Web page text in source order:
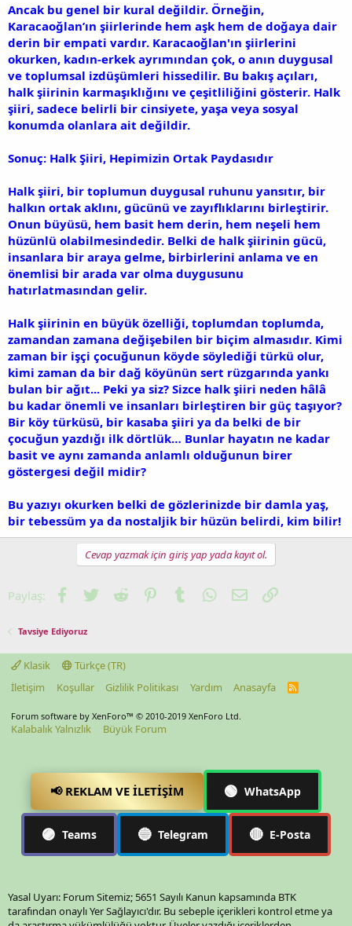
Ancak bu genel bir kural değildir. Örneğin,
Karacaoğlan’ın şiirlerinde hem aşk hem de doğaya dair
derin bir empati vardır. Karacaoğlan'ın şiirlerini
okurken, kadın-erkek ayrımından çok, o anın duygusal
ve toplumsal izdüşümleri hissedilir. Bu bakış açıları,
halk şiirinin karmaşıklığını ve çeşitliliğini gösterir. Halk
şiiri, sadece belirli bir cinsiyete, yaşa veya sosyal
konumda olanlara ait değildir.
Sonuç: Halk Şiiri, Hepimizin Ortak Paydasıdır
Halk şiiri, bir toplumun duygusal ruhunu yansıtır, bir
halkın ortak aklını, gücünü ve zayıflıklarını birleştirir.
Onun büyüsü, hem basit hem derin, hem neşeli hem
hüzünlü olabilmesindedir. Belki de halk şiirinin gücü,
insanlara bir araya gelme, birbirlerini anlama ve en
önemlisi bir arada var olma duygusunu
hatırlatmasından gelir.
Halk şiirinin en büyük özelliği, toplumdan toplumda,
zamandan zamana değişebilen bir biçim almasıdır. Kimi
zaman bir işçi çocuğunun köyde söylediği türkü olur,
kimi zaman da bir dağ köyünün sert rüzgarında yankı
bulan bir ağıt... Peki ya siz? Sizce halk şiiri neden hâlâ
bu kadar önemli ve insanları birleştiren bir güç taşıyor?
Bir köy türküsü, bir kasaba şiiri ya da belki de bir
çocuğun yazdığı ilk dörtlük… Bunlar hayatın ne kadar
basit ve aynı zamanda anlamlı olduğunun birer
göstergesi değil midir?
Bu yazıyı okurken belki de gözlerinizde bir damla yaş,
bir tebessüm ya da nostaljik bir hüzün belirdi, kim bilir!
Cevap yazmak için giriş yap yada kayıt ol.
Paylaş: Facebook
TwitterReddit PinterestTumblr WhatsApp
E-postaLink
Tavsiye Ediyoruz
Klasik
Türkçe (TR)
İletişim
Koşullar Gizlilik Politikası Yardım Anasayfa
R
Forum software by XenForo™ © 2010-2019 XenForo Ltd.
Kalabalık Yalnızlık Büyük Forum
📢 REKLAM VE İLETIŞIM 🟢 WhatsApp
🟣 Teams 🔵 Telegram 🔴 E-Posta
Yasal Uyarı: Forum Sitemiz; 5651 Sayılı Kanun kapsamında BTK
tarafından onaylı Yer Sağlayıcı'dır. Bu sebeple içerikleri kontrol etme ya